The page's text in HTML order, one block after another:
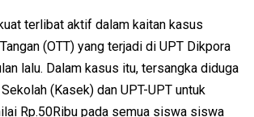
terlibat aktif dalam kaitan kasus
(OTT) yang terjadi di UPT Dikpora
lalu. Dalam kasus itu, tersangka diduga
(Kasek) dan UPT-UPT untuk
Rp.50Ribu pada semua siswa siswa